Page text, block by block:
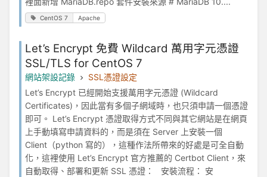
CentOS 7 Apache
Let’s Encrypt 免費 Wildcard 萬用字元憑證
SSL/TLS for CentOS 7
網站架設記錄
SSL憑證設定
Let’s Encrypt 已經開始支援萬用字元憑證 (Wildcard
Certificates)，因此當有多個子網域時，也只須申請一個憑證
即可。 Let’s Encrypt 憑證取得方式不同與其它網站是在網頁
上手動填寫申請資料的，而是須在 Server 上安裝一個
Client（python 寫的），這種作法所帶來的好處是可全自動
化，這裡使用 Let’s Encrypt 官方推薦的 Certbot Client，來
自動取得、部署和更新 SSL 憑證： 安裝流程： 安